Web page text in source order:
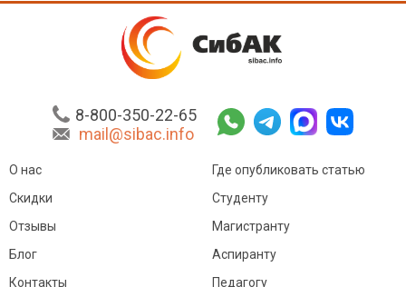
8-800-350-22-65
mail@sibac.info
О нас
Скидки
Отзывы
Блог
Контакты
Где опубликовать статью
Студенту
Магистранту
Аспиранту
Педагогу